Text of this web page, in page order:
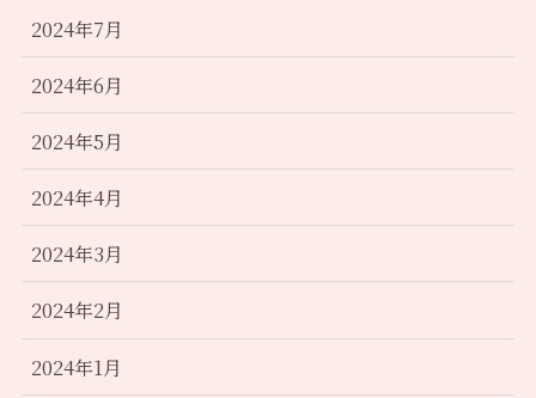
2024年7月
2024年6月
2024年5月
2024年4月
2024年3月
2024年2月
2024年1月